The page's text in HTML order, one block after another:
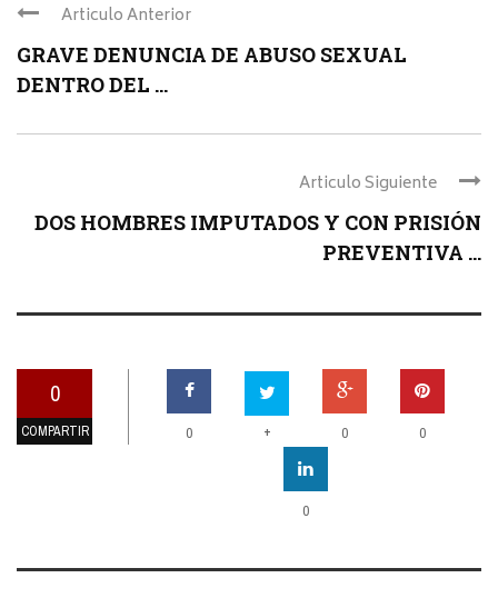
Articulo Anterior
GRAVE DENUNCIA DE ABUSO SEXUAL
DENTRO DEL ...
Articulo Siguiente
DOS HOMBRES IMPUTADOS Y CON PRISIÓN
PREVENTIVA ...
0
COMPARTIR 0 + 0 0
0